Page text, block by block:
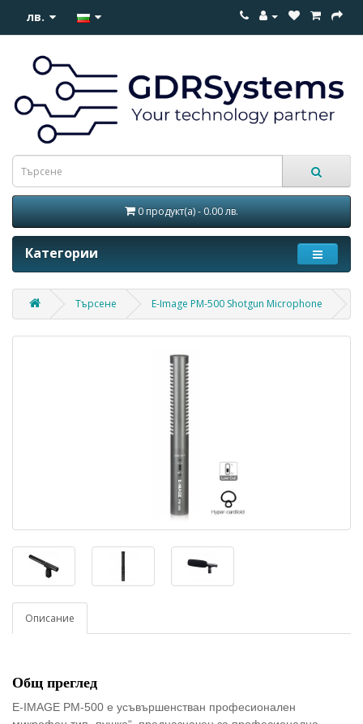
лв.
0 продукт(а) - 0.00 лв.
Категории
Търсене E-Image PM-500 Shotgun Microphone
Описание
Общ преглед
E-IMAGE PM-500 е усъвършенстван професионален